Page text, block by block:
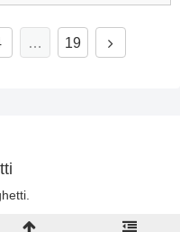
… 19